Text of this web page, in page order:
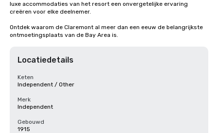
luxe accommodaties van het resort een onvergetelijke ervaring
creëren voor elke deelnemer.
Ontdek waarom de Claremont al meer dan een eeuw de belangrijkste
ontmoetingsplaats van de Bay Area is.
Locatiedetails
Keten
Independent / Other
Merk
Independent
Gebouwd
1915